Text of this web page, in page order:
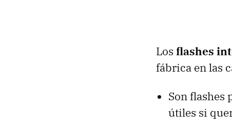
Los flashes
fábrica en las
Son flashes
útiles si